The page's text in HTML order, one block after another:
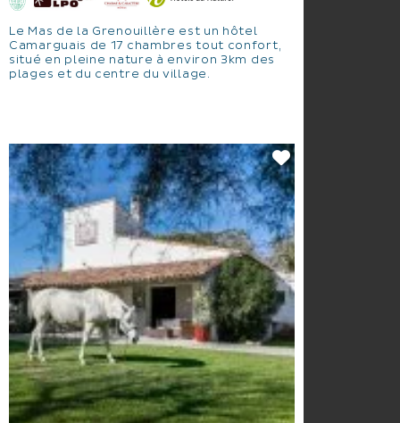
Le Mas de la Grenouillère est un hôtel
Camarguais de 17 chambres tout confort,
situé en pleine nature à environ 3km des
plages et du centre du village.